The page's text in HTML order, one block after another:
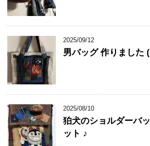
2025/09/12
男バッグ 作りました
2025/08/10
狛犬のショルダーバ
ット ♪